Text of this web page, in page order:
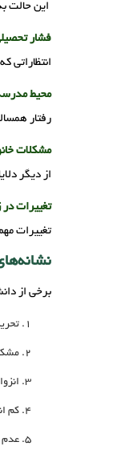
این حالت
فشار
محیط
رفتار
مشکلات
از دیگر
تغییرات
تغییرات
برخی از
کم
عدم